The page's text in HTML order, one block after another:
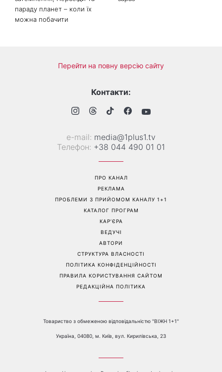
поєднання сонячного
затемнення, Персеїди та
яку варто приготувати саме
зараз